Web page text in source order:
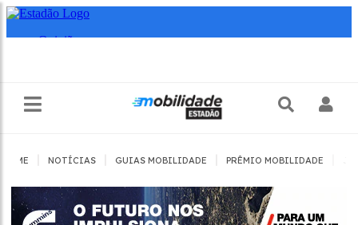
HOME NOTÍCIAS GUIAS MOBILIDADE PRÊMIO MOBILIDADE